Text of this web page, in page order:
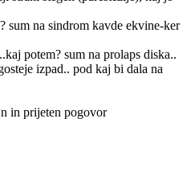
sum na sindrom kavde ekvine-ker
potem? sum na prolaps diska..
izpad.. pod kaj bi dala na
in prijeten pogovor